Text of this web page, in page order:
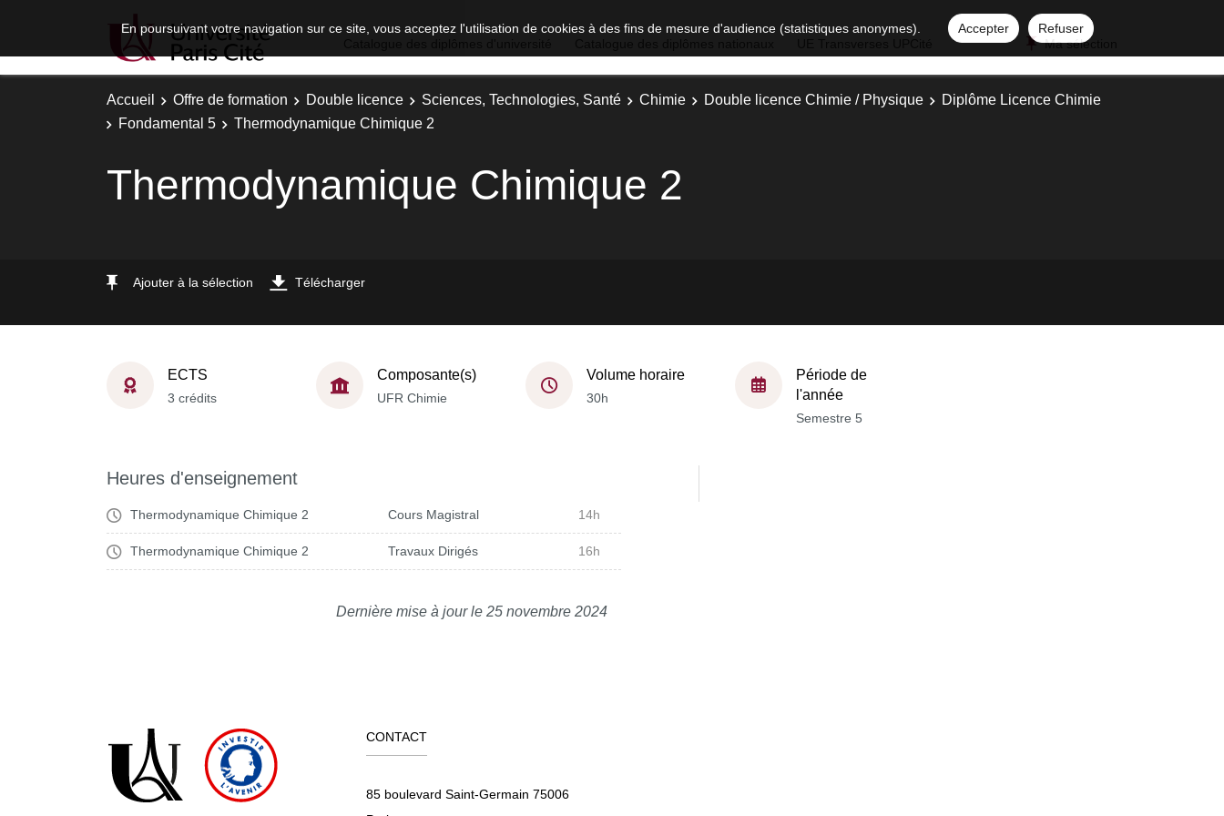
En poursuivant votre navigation sur ce site, vous acceptez l'utilisation de cookies à des fins de mesure d'audience (statistiques anonymes). Accepter
Refuser
Ma sélection
Accueil Offre de formation Double licence Sciences, Technologies, Santé Chimie Double licence Chimie / Physique
Diplôme Licence Chimie
Fondamental 5
Thermodynamique Chimique 2
Thermodynamique Chimique 2
Ajouter à la sélection Télécharger
ECTS
3 crédits
Composante(s)
UFR Chimie
Volume horaire
30h
Période de
l'année
Semestre 5
Heures d'enseignement
Thermodynamique Chimique 2 Cours Magistral 14h
Thermodynamique Chimique 2 Travaux Dirigés 16h
Dernière mise à jour le 25 novembre 2024
CONTACT
85 boulevard Saint-Germain 75006